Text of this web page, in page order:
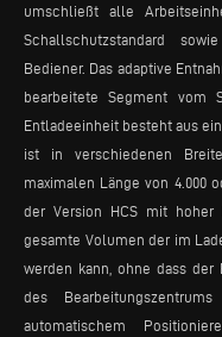
umschließt alle
Schallschutzstandard
Bediener. Das adaptive
bearbeitete Segment vom
Entladeeinheit besteht aus
ist in verschiedenen
maximalen Länge von 4.000
der Version HCS mit hoher
gesamte Volumen der im
werden kann, ohne dass
des
automatischem